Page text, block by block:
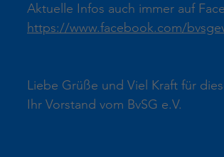
Aktuelle Infos auch immer auf
https://www.facebook.com/
Liebe Grüße und Viel Kraft für
Ihr Vorstand vom BvSG e.V.